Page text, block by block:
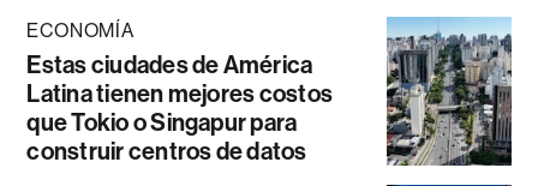
ECONOMÍA
Estas ciudades de América
Latina tienen mejores costos
que Tokio o Singapur para
construir centros de datos